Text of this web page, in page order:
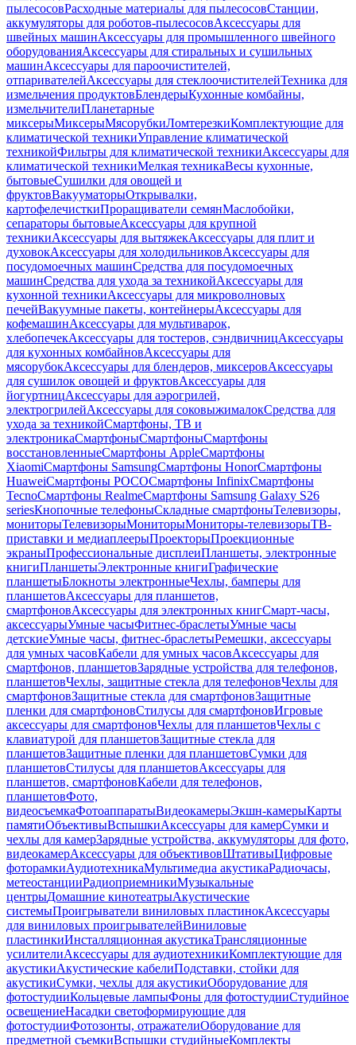
пылесосовРасходные материалы для пылесосовСтанции,
аккумуляторы для роботов-пылесосовАксессуары для
швейных машинАксессуары для промышленного швейного
оборудованияАксессуары для стиральных и сушильных
машинАксессуары для пароочистителей,
отпаривателейАксессуары для стеклоочистителейТехника для
измельчения продуктовБлендерыКухонные комбайны,
измельчителиПланетарные
миксерыМиксерыМясорубкиЛомтерезкиКомплектующие для
климатической техникиУправление климатической
техникойФильтры для климатической техникиАксессуары для
климатической техникиМелкая техникаВесы кухонные,
бытовыеСушилки для овощей и
фруктовВакууматорыОткрывалки,
картофелечисткиПроращиватели семянМаслобойки,
сепараторы бытовыеАксессуары для крупной
техникиАксессуары для вытяжекАксессуары для плит и
духовокАксессуары для холодильниковАксессуары для
посудомоечных машинСредства для посудомоечных
машинСредства для ухода за техникойАксессуары для
кухонной техникиАксессуары для микроволновых
печейВакуумные пакеты, контейнерыАксессуары для
кофемашинАксессуары для мультиварок,
хлебопечекАксессуары для тостеров, сэндвичницАксессуары
для кухонных комбайновАксессуары для
мясорубокАксессуары для блендеров, миксеровАксессуары
для сушилок овощей и фруктовАксессуары для
йогуртницАксессуары для аэрогрилей,
электрогрилейАксессуары для соковыжималокСредства для
ухода за техникойСмартфоны, ТВ и
электроникаСмартфоныСмартфоныСмартфоны
восстановленныеСмартфоны AppleСмартфоны
XiaomiСмартфоны SamsungСмартфоны HonorСмартфоны
HuaweiСмартфоны POCOСмартфоны InfinixСмартфоны
TecnoСмартфоны RealmeСмартфоны Samsung Galaxy S26
seriesКнопочные телефоныСкладные смартфоныТелевизоры,
мониторыТелевизорыМониторыМониторы-телевизорыТВ-
приставки и медиаплеерыПроекторыПроекционные
экраныПрофессиональные дисплеиПланшеты, электронные
книгиПланшетыЭлектронные книгиГрафические
планшетыБлокноты электронныеЧехлы, бамперы для
планшетовАксессуары для планшетов,
смартфоновАксессуары для электронных книгСмарт-часы,
аксессуарыУмные часыФитнес-браслетыУмные часы
детскиеУмные часы, фитнес-браслетыРемешки, аксессуары
для умных часовКабели для умных часовАксессуары для
смартфонов, планшетовЗарядные устройства для телефонов,
планшетовЧехлы, защитные стекла для телефоновЧехлы для
смартфоновЗащитные стекла для смартфоновЗащитные
пленки для смартфоновСтилусы для смартфоновИгровые
аксессуары для смартфоновЧехлы для планшетовЧехлы с
клавиатурой для планшетовЗащитные стекла для
планшетовЗащитные пленки для планшетовСумки для
планшетовСтилусы для планшетовАксессуары для
планшетов, смартфоновКабели для телефонов,
планшетовФото,
видеосъемкаФотоаппаратыВидеокамерыЭкшн-камерыКарты
памятиОбъективыВспышкиАксессуары для камерСумки и
чехлы для камерЗарядные устройства, аккумуляторы для фото,
видеокамерАксессуары для объективовШтативыЦифровые
фоторамкиАудиотехникаМультимедиа акустикаРадиочасы,
метеостанцииРадиоприемникиМузыкальные
центрыДомашние кинотеатрыАкустические
системыПроигрыватели виниловых пластинокАксессуары
для виниловых проигрывателейВиниловые
пластинкиИнсталляционная акустикаТрансляционные
усилителиАксессуары для аудиотехникиКомплектующие для
акустикиАкустические кабелиПодставки, стойки для
акустикиСумки, чехлы для акустикиОборудование для
фотостудииКольцевые лампыФоны для фотостудииСтудийное
освещениеНасадки светоформирующие для
фотостудииФотозонты, отражателиОборудование для
предметной съемкиВспышки студийныеКомплекты